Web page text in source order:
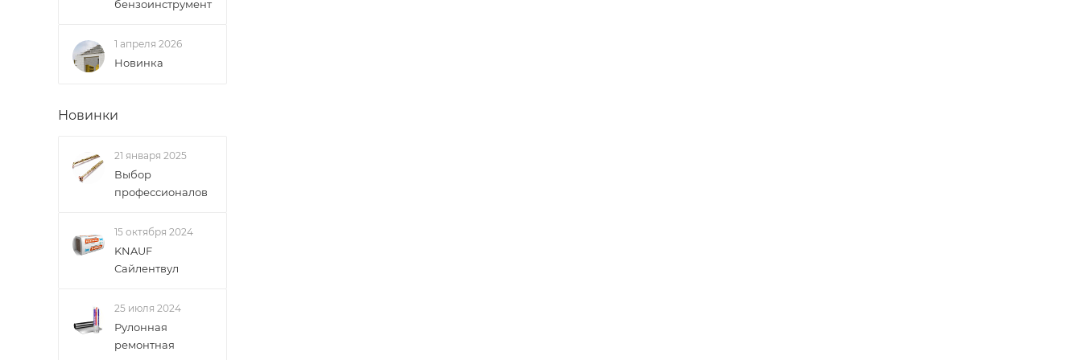
бензоинструмент
1 апреля 2026
Новинка
Новинки
21 января 2025
Выбор
профессионалов
15 октября 2024
KNAUF
Сайлентвул
25 июля 2024
Рулонная
ремонтная